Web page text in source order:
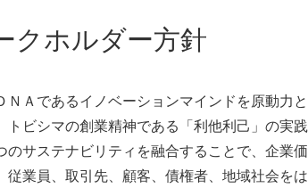
クホルダー方針
Ａであるイノベーションマインドを原動力
トビシマの創業精神である「利他利己」の実
のサステナビリティを融合することで、企業
従業員、取引先、顧客、債権者、地域社会を